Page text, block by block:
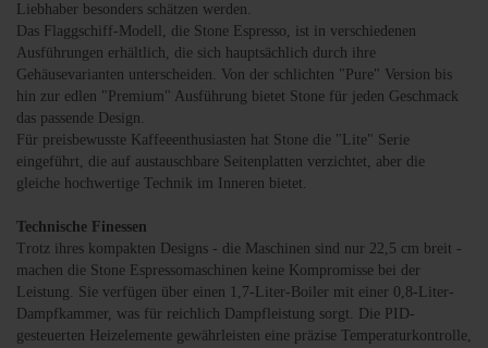
Liebhaber besonders schätzen werden.
Das Flaggschiff-Modell, die Stone Espresso, ist in verschiedenen
Ausführungen erhältlich, die sich hauptsächlich durch ihre
Gehäusevarianten unterscheiden. Von der schlichten "Pure" Version bis
hin zur edlen "Premium" Ausführung bietet Stone für jeden Geschmack
das passende Design.
Für preisbewusste Kaffeeenthusiasten hat Stone die "Lite" Serie
eingeführt, die auf austauschbare Seitenplatten verzichtet, aber die
gleiche hochwertige Technik im Inneren bietet.
Technische Finessen
Trotz ihres kompakten Designs - die Maschinen sind nur 22,5 cm breit -
machen die Stone Espressomaschinen keine Kompromisse bei der
Leistung. Sie verfügen über einen 1,7-Liter-Boiler mit einer 0,8-Liter-
Dampfkammer, was für reichlich Dampfleistung sorgt. Die PID-
gesteuerten Heizelemente gewährleisten eine präzise Temperaturkontrolle,